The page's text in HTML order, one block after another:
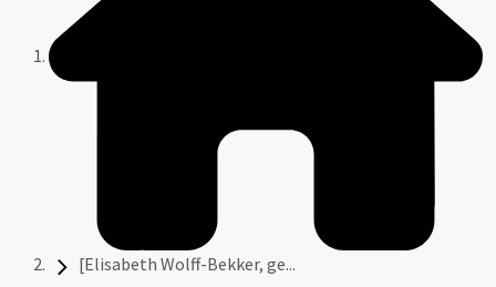
[Elisabeth Wolff-Bekker, ge...